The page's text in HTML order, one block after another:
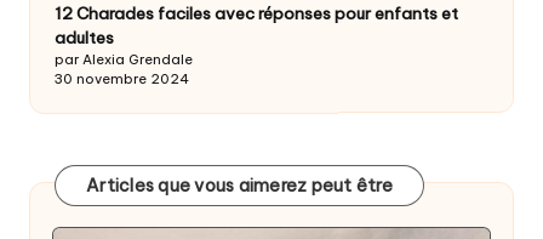
12 Charades faciles avec réponses pour enfants et
adultes
par Alexia Grendale
30 novembre 2024
Articles que vous aimerez peut être